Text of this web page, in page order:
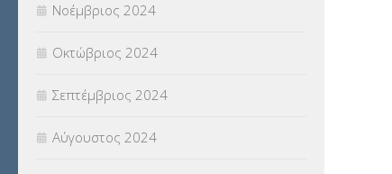
Νοέμβριος 2024
Οκτώβριος 2024
Σεπτέμβριος 2024
Αύγουστος 2024